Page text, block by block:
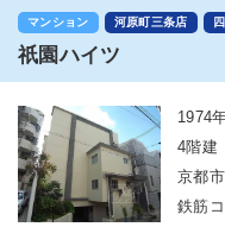
マンション 河原町三条店
祇園ハイツ
1974
4階建
京都
鉄筋